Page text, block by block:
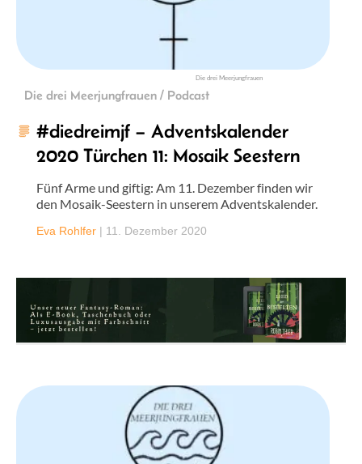
Die drei Meerjungfrauen
Die drei Meerjungfrauen / Podcast
#diedreimjf – Adventskalender
2020 Türchen 11: Mosaik Seestern
Fünf Arme und giftig: Am 11. Dezember finden wir
den Mosaik-Seestern in unserem Adventskalender.
Eva Rohlfer | 11. Dezember 2020